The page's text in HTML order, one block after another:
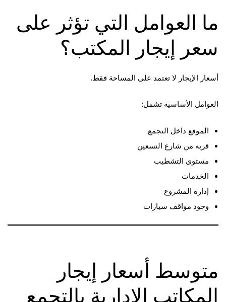
ما العوامل التي تؤثر على
سعر إيجار المكتب؟
أسعار الإيجار لا تعتمد على المساحة فقط.
العوامل الأساسية تشمل:
الموقع داخل التجمع
قربه من شارع التسعين
مستوى التشطيب
الخدمات
إدارة المشروع
وجود مواقف سيارات
متوسط أسعار إيجار
المكاتب الإدارية بالتجمع